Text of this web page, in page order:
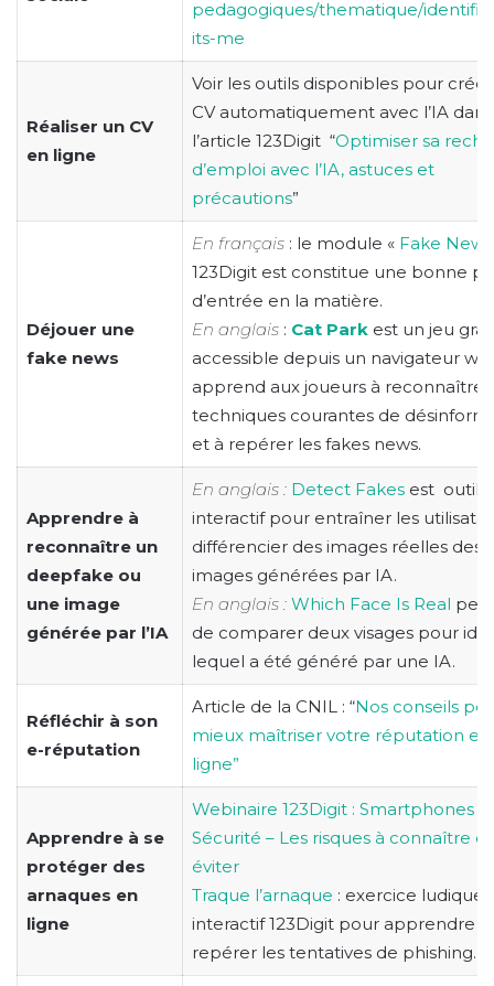
pedagogiques/thematique/
its-me
Réaliser un CV
en ligne
Voir les outils disponibles pour
CV automatiquement avec l’IA dans
l’article 123Digit “Optimiser sa
d’emploi avec l’IA, astuces et
précautions”
Déjouer une
fake news
En français : le module « Fake News
123Digit est constitue une bonne
d’entrée en la matière.
En anglais: Cat Parkest un jeu
accessible depuis un navigateur
apprend aux joueurs à reconnaître
techniques courantes de
et à repérer les fakes news.
Apprendre à
reconnaître un
deepfake ou
une image
générée par l’IA
En anglais : Detect Fakesest outil
interactif pour entraîner les
différencier des images réelles des
images générées par IA.
En anglais : Which Face Is Real
de comparer deux visages pour
lequel a été généré par une IA.
Réfléchir à son
e-réputation
Article de la CNIL : “Nos conseils
mieux maîtriser votre réputation en
ligne”
Apprendre à se
protéger des
arnaques en
ligne
Webinaire 123Digit : Smartphones
Sécurité – Les risques à connaître
éviter
Traque l’arnaque : exercice ludique
interactif 123Digit pour apprendre à
repérer les tentatives de phishing.